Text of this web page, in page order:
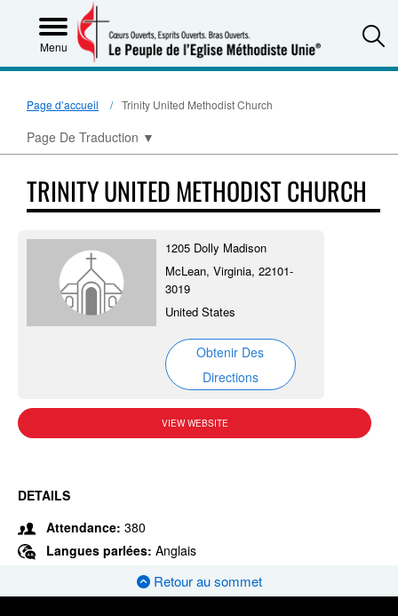
Menu
Page d’accueil Trinity United Methodist Church
Page De Traduction ▼
TRINITY UNITED METHODIST CHURCH
1205 Dolly Madison
McLean, Virginia, 22101-
3019
United States
Obtenir Des
Directions
VIEW WEBSITE
DETAILS
Attendance: 380
Langues parlées: Anglais
Retour au sommet